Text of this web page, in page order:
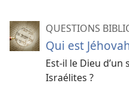
QUESTIONS
Qui est
Est-il le Dieu
Israélites ?